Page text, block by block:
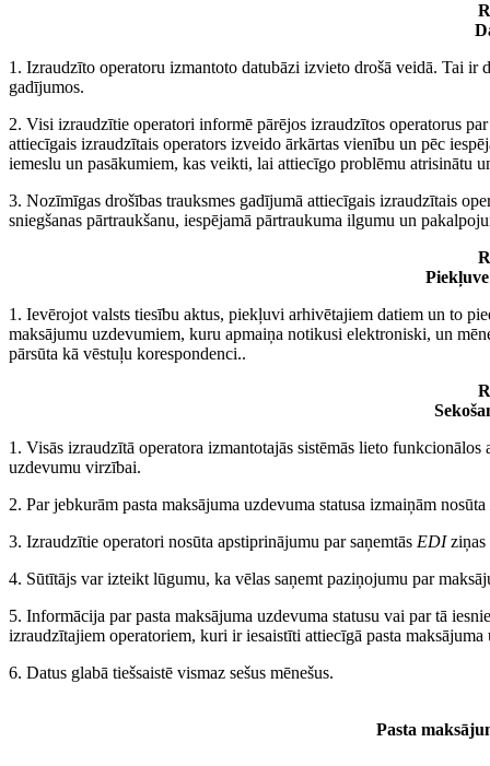
1. Izraudzīto operatoru izmantoto datubāzi izvieto drošā veidā. Tai ir
gadījumos.
2. Visi izraudzītie operatori informē pārējos izraudzītos operatorus
attiecīgais izraudzītais operators izveido ārkārtas vienību un pēc
iemeslu un pasākumiem, kas veikti, lai attiecīgo problēmu atrisinātu
3. Nozīmīgas drošības trauksmes gadījumā attiecīgais izraudzītais
sniegšanas pārtraukšanu, iespējamā pārtraukuma ilgumu un
1. Ievērojot valsts tiesību aktus, piekļuvi arhivētajiem datiem un to
maksājumu uzdevumiem, kuru apmaiņa notikusi elektroniski, un
pārsūta kā vēstuļu korespondenci..
1. Visās izraudzītā operatora izmantotajās sistēmās lieto
uzdevumu virzībai.
2. Par jebkurām pasta maksājuma uzdevuma statusa izmaiņām nosūta
3. Izraudzītie operatori nosūta apstiprinājumu par saņemtās EDIziņas
4. Sūtītājs var izteikt lūgumu, ka vēlas saņemt paziņojumu par
5. Informācija par pasta maksājuma uzdevuma statusu vai par tā
izraudzītajiem operatoriem, kuri ir iesaistīti attiecīgā pasta
6. Datus glabā tiešsaistē vismaz sešus mēnešus.
Pasta